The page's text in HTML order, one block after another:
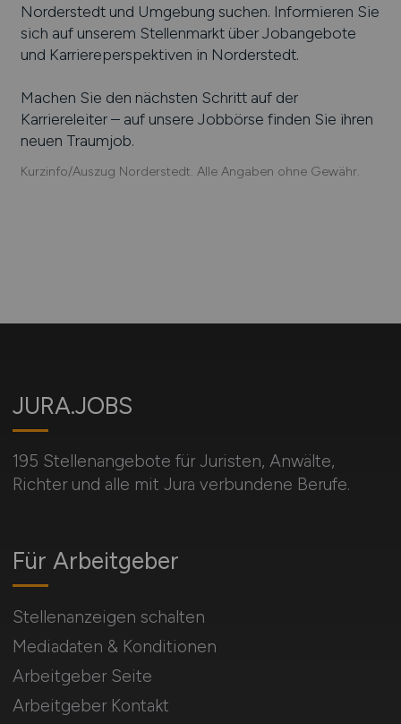
Norderstedtund Umgebung suchen. Informieren Sie
sich auf unserem Stellenmarkt über Jobangebote
und Karriereperspektiven in Norderstedt.
Machen Sie den nächsten Schritt auf der
Karriereleiter – auf unsere Jobbörse finden Sie ihren
neuen Traumjob.
Kurzinfo/Auszug Norderstedt. Alle Angaben ohne Gewähr.
JURA.JOBS
195 Stellenangebote für Juristen, Anwälte,
Richter und alle mit Jura verbundene Berufe.
Für Arbeitgeber
Stellenanzeigen schalten
Mediadaten & Konditionen
Arbeitgeber Seite
Arbeitgeber Kontakt